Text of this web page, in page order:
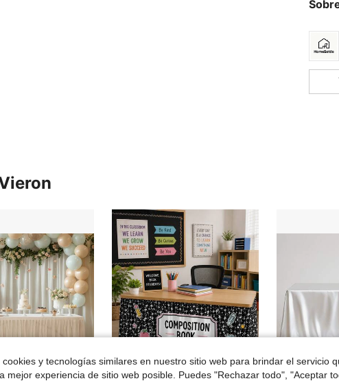
cookies y tecnologías similares en nuestro sitio web para brindar el servicio
mejor experiencia de sitio web posible. Puedes "Rechazar todo", "Aceptar